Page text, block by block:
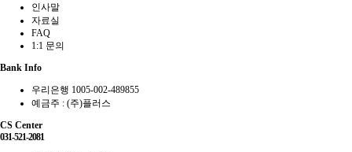
인사말
자료실
FAQ
1:1 문의
Bank Info
우리은행 1005-002-489855
예금주 : (주)플러스
CS Center
031-521-2081